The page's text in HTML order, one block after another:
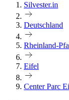
Silvester.in
Deutschland
Rheinland-
Eifel
Center Parc